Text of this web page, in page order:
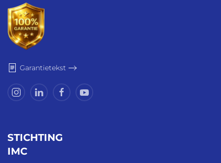
Garantietekst
STICHTING
IMC